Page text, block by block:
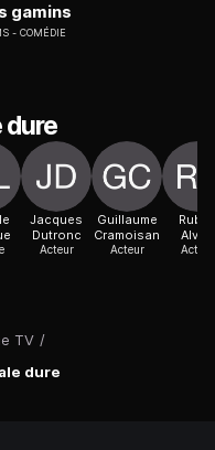
TV /
dure
gamins
COMÉDIE
dure
Jacques
Dutronc
Acteur
Guillaume
Cramoisan
Acteur
Alves
Acteur